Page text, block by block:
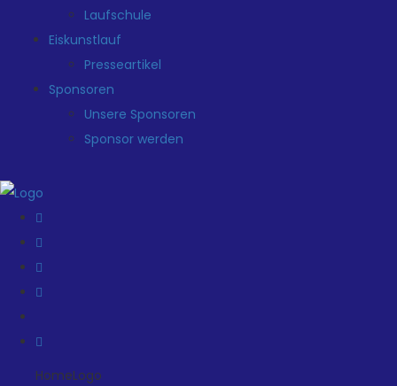
Laufschule
Eiskunstlauf
Presseartikel
Sponsoren
Unsere Sponsoren
Sponsor werden
HomeLogo